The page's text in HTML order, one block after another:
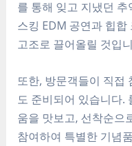
를 통해 잊고 지냈던
스킹 EDM 공연과 힙
고조로 끌어올릴 것입
또한, 방문객들이 직접
도 준비되어 있습니다.
움을 맛보고, 선착순으
참여하여 특별한 기념